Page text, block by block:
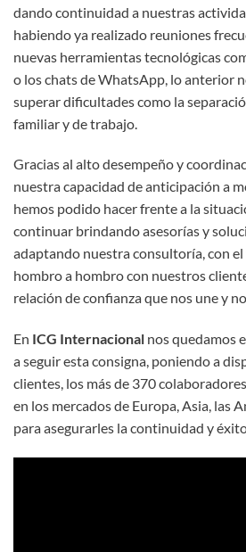
dando continuidad a nuestras
habiendo ya realizado reuniones
nuevas herramientas tecnológicas
o los chats de WhatsApp, lo anterior
superar dificultades como la
familiar y de trabajo.
Gracias al alto desempeño y
nuestra capacidad de anticipación a
hemos podido hacer frente a la
continuar brindando asesorías y
adaptando nuestra consultoría, con
hombro a hombro con nuestros
relación de confianza que nos une y
En ICG Internacional nos quedamos
a seguir esta consigna, poniendo a
clientes, los más de 370
en los mercados de Europa, Asia, las
para asegurarles la continuidad y